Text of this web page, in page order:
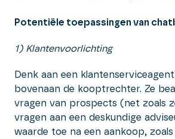
Potentiële toepassingen van
1) Klantenvoorlichting
Denk aan een
bovenaan de kooptrechter. Ze
vragen van prospects (net zoals
vragen aan een deskundige
waarde toe na een aankoop,